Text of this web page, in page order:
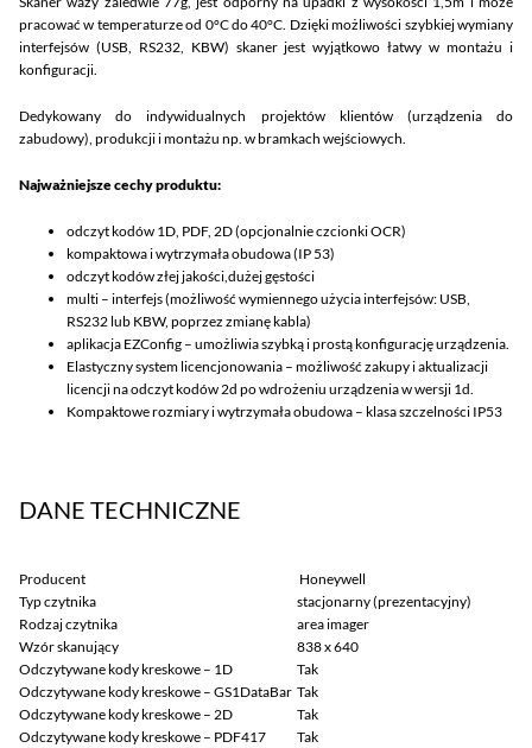
pracować w temperaturze od 0°C do 40°C. Dzięki możliwości szybkiej wymiany
interfejsów (USB, RS232, KBW) skaner jest wyjątkowo łatwy w montażu i
konfiguracji.
Dedykowany do indywidualnych projektów klientów (urządzenia do
zabudowy), produkcji i montażu np. w bramkach wejściowych.
Najważniejsze cechy produktu:
odczyt kodów 1D, PDF, 2D (opcjonalnie czcionki OCR)
kompaktowa i wytrzymała obudowa (IP 53)
odczyt kodów złej jakości,dużej gęstości
multi – interfejs (możliwość wymiennego użycia interfejsów: USB,
RS232 lub KBW, poprzez zmianę kabla)
aplikacja EZConfig – umożliwia szybką i prostą konfigurację urządzenia.
Elastyczny system licencjonowania – możliwość zakupy i aktualizacji
licencji na odczyt kodów 2d po wdrożeniu urządzenia w wersji 1d.
Kompaktowe rozmiary i wytrzymała obudowa – klasa szczelności IP53
DANE TECHNICZNE
Producent
Honeywell
Typ czytnika
stacjonarny (prezentacyjny)
Rodzaj czytnika
area imager
Wzór skanujący
838 x 640
Odczytywane kody kreskowe – 1D
Tak
Odczytywane kody kreskowe – GS1DataBar Tak
Odczytywane kody kreskowe – 2D
Tak
Odczytywane kody kreskowe – PDF417
Tak